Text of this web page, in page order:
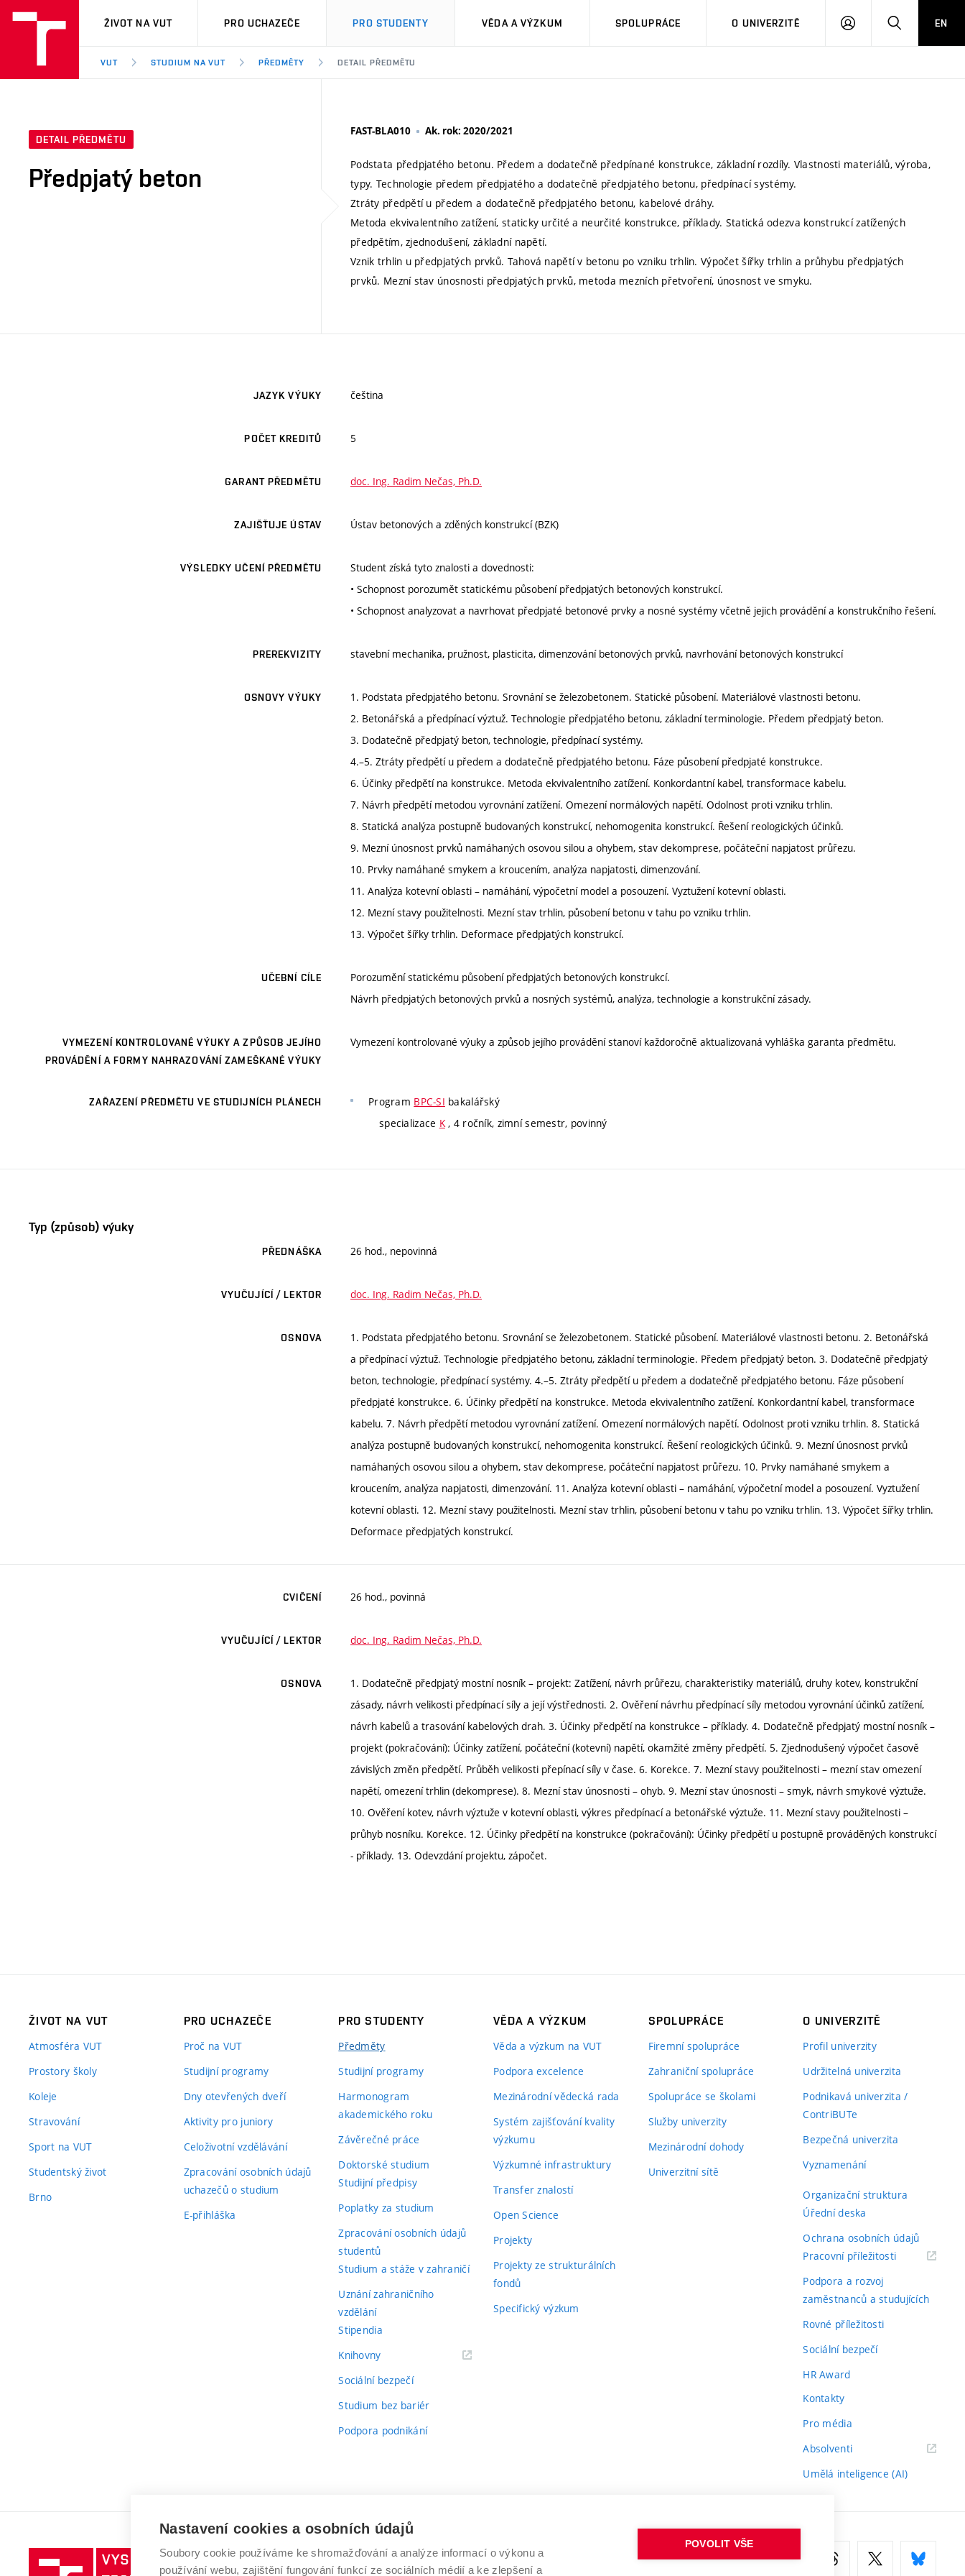
VUT
ŽIVOT NA VUT PRO UCHAZEČE PRO STUDENTY VĚDA A VÝZKUM SPOLUPRÁCE O UNIVERZITĚ
PŘIHLÁSIT HLEDATEN
VUT STUDIUM NA VUT PŘEDMĚTY DETAIL PŘEDMĚTU
DETAIL PŘEDMĚTU
Předpjatý beton
FAST-BLA010 Ak. rok: 2020/2021
Podstata předpjatého betonu. Předem a dodatečně předpínané konstrukce, základní rozdíly. Vlastnosti materiálů, výroba,
typy. Technologie předem předpjatého a dodatečně předpjatého betonu, předpínací systémy.
Ztráty předpětí u předem a dodatečně předpjatého betonu, kabelové dráhy.
Metoda ekvivalentního zatížení, staticky určité a neurčité konstrukce, příklady. Statická odezva konstrukcí zatížených
předpětím, zjednodušení, základní napětí.
Vznik trhlin u předpjatých prvků. Tahová napětí v betonu po vzniku trhlin. Výpočet šířky trhlin a průhybu předpjatých
prvků. Mezní stav únosnosti předpjatých prvků, metoda mezních přetvoření, únosnost ve smyku.
JAZYK VÝUKY čeština
POČET KREDITŮ 5
GARANT PŘEDMĚTU doc. Ing. Radim Nečas, Ph.D.
ZAJIŠŤUJE ÚSTAV Ústav betonových a zděných konstrukcí (BZK)
VÝSLEDKY UČENÍ PŘEDMĚTU
Student získá tyto znalosti a dovednosti:
• Schopnost porozumět statickému působení předpjatých betonových konstrukcí.
• Schopnost analyzovat a navrhovat předpjaté betonové prvky a nosné systémy včetně jejich provádění a konstrukčního řešení.
PREREKVIZITY stavební mechanika, pružnost, plasticita, dimenzování betonových prvků, navrhování betonových konstrukcí
OSNOVY VÝUKY
1. Podstata předpjatého betonu. Srovnání se železobetonem. Statické působení. Materiálové vlastnosti betonu.
2. Betonářská a předpínací výztuž. Technologie předpjatého betonu, základní terminologie. Předem předpjatý beton.
3. Dodatečně předpjatý beton, technologie, předpínací systémy.
4.–5. Ztráty předpětí u předem a dodatečně předpjatého betonu. Fáze působení předpjaté konstrukce.
6. Účinky předpětí na konstrukce. Metoda ekvivalentního zatížení. Konkordantní kabel, transformace kabelu.
7. Návrh předpětí metodou vyrovnání zatížení. Omezení normálových napětí. Odolnost proti vzniku trhlin.
8. Statická analýza postupně budovaných konstrukcí, nehomogenita konstrukcí. Řešení reologických účinků.
9. Mezní únosnost prvků namáhaných osovou silou a ohybem, stav dekomprese, počáteční napjatost průřezu.
10. Prvky namáhané smykem a kroucením, analýza napjatosti, dimenzování.
11. Analýza kotevní oblasti – namáhání, výpočetní model a posouzení. Vyztužení kotevní oblasti.
12. Mezní stavy použitelnosti. Mezní stav trhlin, působení betonu v tahu po vzniku trhlin.
13. Výpočet šířky trhlin. Deformace předpjatých konstrukcí.
UČEBNÍ CÍLE
Porozumění statickému působení předpjatých betonových konstrukcí.
Návrh předpjatých betonových prvků a nosných systémů, analýza, technologie a konstrukční zásady.
VYMEZENÍ KONTROLOVANÉ VÝUKY A ZPŮSOB JEJÍHO
PROVÁDĚNÍ A FORMY NAHRAZOVÁNÍ ZAMEŠKANÉ VÝUKY
Vymezení kontrolované výuky a způsob jejího provádění stanoví každoročně aktualizovaná vyhláška garanta předmětu.
ZAŘAZENÍ PŘEDMĚTU VE STUDIJNÍCH PLÁNECH Program BPC-SI bakalářský
specializace K, 4 ročník, zimní semestr, povinný
Typ (způsob) výuky
PŘEDNÁŠKA 26 hod., nepovinná
VYUČUJÍCÍ / LEKTOR doc. Ing. Radim Nečas, Ph.D.
OSNOVA
1. Podstata předpjatého betonu. Srovnání se železobetonem. Statické působení. Materiálové vlastnosti betonu. 2. Betonářská
a předpínací výztuž. Technologie předpjatého betonu, základní terminologie. Předem předpjatý beton. 3. Dodatečně předpjatý
beton, technologie, předpínací systémy. 4.–5. Ztráty předpětí u předem a dodatečně předpjatého betonu. Fáze působení
předpjaté konstrukce. 6. Účinky předpětí na konstrukce. Metoda ekvivalentního zatížení. Konkordantní kabel, transformace
kabelu. 7. Návrh předpětí metodou vyrovnání zatížení. Omezení normálových napětí. Odolnost proti vzniku trhlin. 8. Statická
analýza postupně budovaných konstrukcí, nehomogenita konstrukcí. Řešení reologických účinků. 9. Mezní únosnost prvků
namáhaných osovou silou a ohybem, stav dekomprese, počáteční napjatost průřezu. 10. Prvky namáhané smykem a
kroucením, analýza napjatosti, dimenzování. 11. Analýza kotevní oblasti – namáhání, výpočetní model a posouzení. Vyztužení
kotevní oblasti. 12. Mezní stavy použitelnosti. Mezní stav trhlin, působení betonu v tahu po vzniku trhlin. 13. Výpočet šířky trhlin.
Deformace předpjatých konstrukcí.
CVIČENÍ 26 hod., povinná
VYUČUJÍCÍ / LEKTOR doc. Ing. Radim Nečas, Ph.D.
OSNOVA
1. Dodatečně předpjatý mostní nosník – projekt: Zatížení, návrh průřezu, charakteristiky materiálů, druhy kotev, konstrukční
zásady, návrh velikosti předpínací síly a její výstřednosti. 2. Ověření návrhu předpínací síly metodou vyrovnání účinků zatížení,
návrh kabelů a trasování kabelových drah. 3. Účinky předpětí na konstrukce – příklady. 4. Dodatečně předpjatý mostní nosník –
projekt (pokračování): Účinky zatížení, počáteční (kotevní) napětí, okamžité změny předpětí. 5. Zjednodušený výpočet časově
závislých změn předpětí. Průběh velikosti přepínací síly v čase. 6. Korekce. 7. Mezní stavy použitelnosti – mezní stav omezení
napětí, omezení trhlin (dekomprese). 8. Mezní stav únosnosti – ohyb. 9. Mezní stav únosnosti – smyk, návrh smykové výztuže.
10. Ověření kotev, návrh výztuže v kotevní oblasti, výkres předpínací a betonářské výztuže. 11. Mezní stavy použitelnosti –
průhyb nosníku. Korekce. 12. Účinky předpětí na konstrukce (pokračování): Účinky předpětí u postupně prováděných konstrukcí
- příklady. 13. Odevzdání projektu, zápočet.
ŽIVOT NA VUT
Atmosféra VUT
Prostory školy
Koleje
Stravování
Sport na VUT
Studentský život
Brno
PRO UCHAZEČE
Proč na VUT
Studijní programy
Dny otevřených dveří
Aktivity pro juniory
Celoživotní vzdělávání
Zpracování osobních údajů
uchazečů o studium
E-přihláška
PRO STUDENTY
Předměty
Studijní programy
Harmonogram
akademického roku
Závěrečné práce
Doktorské studium
Studijní předpisy
Poplatky za studium
Zpracování osobních údajů
studentů
Studium a stáže v zahraničí
Uznání zahraničního
vzdělání
Stipendia
Knihovny(externí
Sociální bezpečí
Studium bez bariér
Podpora podnikání
VĚDA A VÝZKUM
Věda a výzkum na VUT
Podpora excelence
Mezinárodní vědecká rada
Systém zajišťování kvality
výzkumu
Výzkumné infrastruktury
Transfer znalostí
Open Science
Projekty
Projekty ze strukturálních
fondů
Specifický výzkum
SPOLUPRÁCE
Firemní spolupráce
Zahraniční spolupráce
Spolupráce se školami
Služby univerzity
Mezinárodní dohody
Univerzitní sítě
O UNIVERZITĚ
Profil univerzity
Udržitelná univerzita
Podnikavá univerzita /
ContriBUTe
Bezpečná univerzita
Vyznamenání
Organizační struktura
Úřední deska
Ochrana osobních údajů
Pracovní příležitosti(externí
Podpora a rozvoj
zaměstnanců a studujících
Rovné příležitosti
Sociální bezpečí
HR Award
Kontakty
Pro média
Absolventi(externí
Umělá inteligence (AI)
Vysoké
VYSOKÉ UČENÍ TECHNICKÉ V BRNĚ
Nastavení cookies a osobních údajů
Soubory cookie používáme ke shromažďování a analýze informací o výkonu a
používání webu, zajištění fungování funkcí ze sociálních médií a ke zlepšení a
POVOLIT VŠE